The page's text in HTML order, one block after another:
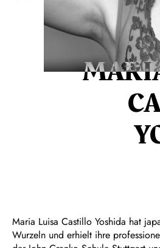
Maria Luisa Castillo Yoshida hat
Wurzeln und erhielt ihre